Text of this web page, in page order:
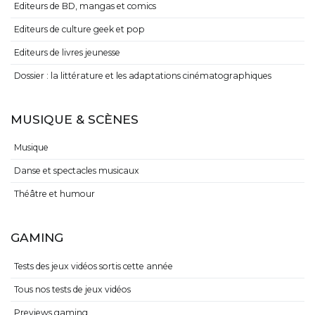
Editeurs de BD, mangas et comics
Editeurs de culture geek et pop
Editeurs de livres jeunesse
Dossier : la littérature et les adaptations cinématographiques
MUSIQUE & SCÈNES
Musique
Danse et spectacles musicaux
Théâtre et humour
GAMING
Tests des jeux vidéos sortis cette année
Tous nos tests de jeux vidéos
Previews gaming